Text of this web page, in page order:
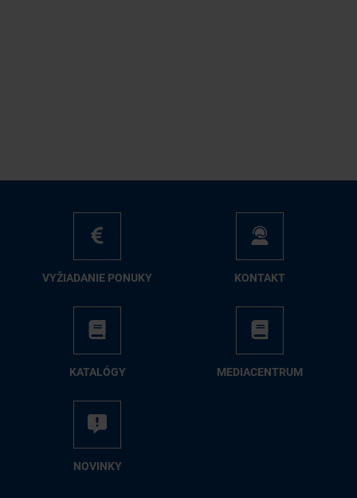
VY­ŽIA­DA­NIE PO­NU­KY KON­TAKT
KA­TA­LÓ­GY ME­DIA­CEN­TRUM
NO­VIN­KY